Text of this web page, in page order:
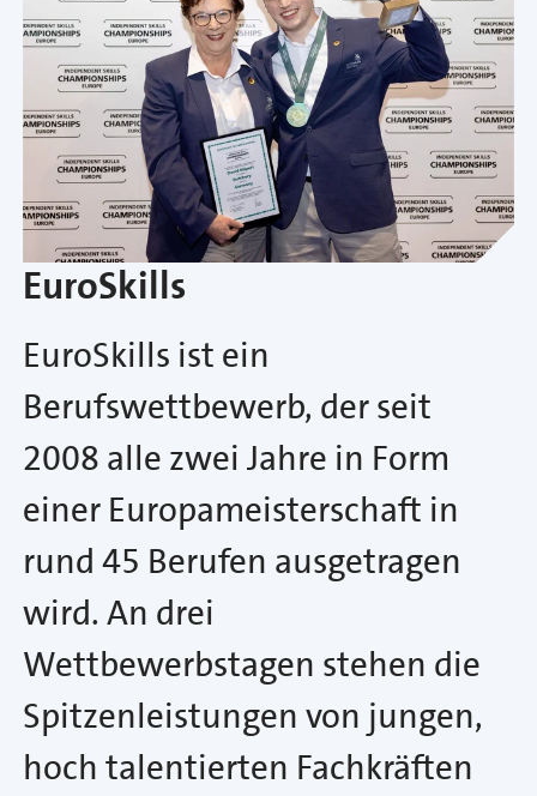
EuroSkills
EuroSkills ist ein
Berufswettbewerb, der seit
2008 alle zwei Jahre in Form
einer Europameisterschaft in
rund 45 Berufen ausgetragen
wird. An drei
Wettbewerbstagen stehen die
Spitzenleistungen von jungen,
hoch talentierten Fachkräften